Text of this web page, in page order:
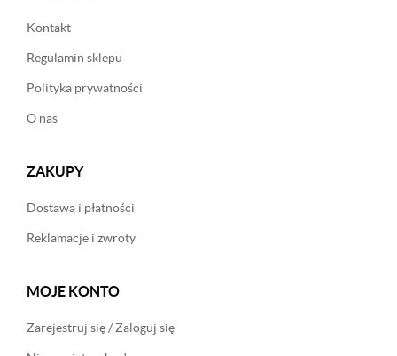
Kontakt
Regulamin sklepu
Polityka prywatności
O nas
ZAKUPY
Dostawa i płatności
Reklamacje i zwroty
MOJE KONTO
Zarejestruj się / Zaloguj się